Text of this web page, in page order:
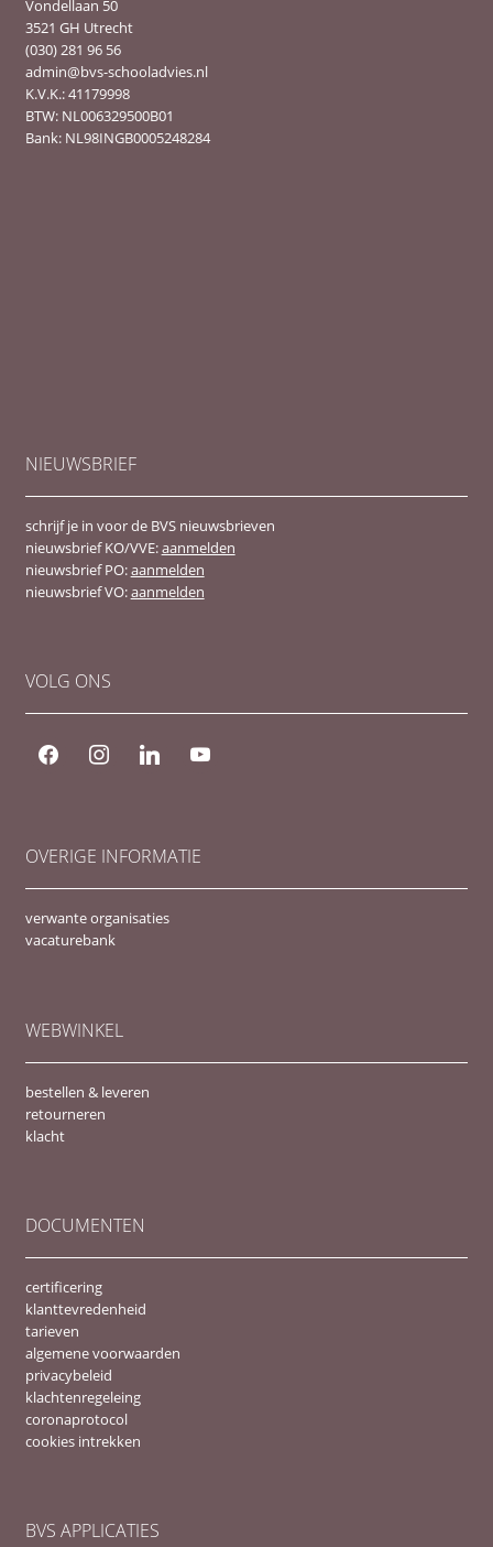
Vondellaan 50
3521 GH Utrecht
(030) 281 96 56
admin@bvs-schooladvies.nl
K.V.K.: 41179998
BTW: NL006329500B01
Bank: NL98INGB0005248284
NIEUWSBRIEF
schrijf je in voor de BVS nieuwsbrieven
nieuwsbrief KO/VVE:aanmelden
nieuwsbrief PO:aanmelden
nieuwsbrief VO:aanmelden
VOLG ONS
facebook instagramlinkedin youtube
OVERIGE INFORMATIE
verwante organisaties
vacaturebank
WEBWINKEL
bestellen & leveren
retourneren
klacht
DOCUMENTEN
certificering
klanttevredenheid
tarieven
algemene voorwaarden
privacybeleid
klachtenregeleing
coronaprotocol
cookies intrekken
BVS APPLICATIES